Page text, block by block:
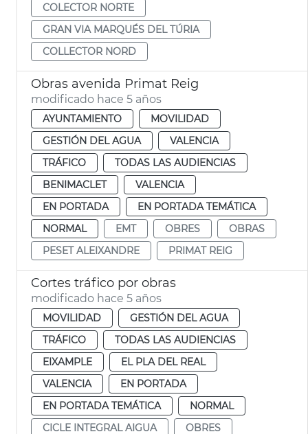
COLECTOR NORTE
GRAN VIA MARQUÉS DEL TÚRIA
COLLECTOR NORD
Obras avenida Primat Reig
modificado hace 5 años
AYUNTAMIENTO
MOVILIDAD
GESTIÓN DEL AGUA
VALENCIA
TRÁFICO
TODAS LAS AUDIENCIAS
BENIMACLET
VALENCIA
EN PORTADA
EN PORTADA TEMÁTICA
NORMAL
EMT OBRES
OBRAS
PESET ALEIXANDRE
PRIMAT REIG
Cortes tráfico por obras
modificado hace 5 años
MOVILIDAD
GESTIÓN DEL AGUA
TRÁFICO
TODAS LAS AUDIENCIAS
EIXAMPLE
EL PLA DEL REAL
VALENCIA
EN PORTADA
EN PORTADA TEMÁTICA
NORMAL
CICLE INTEGRAL AIGUA
OBRES